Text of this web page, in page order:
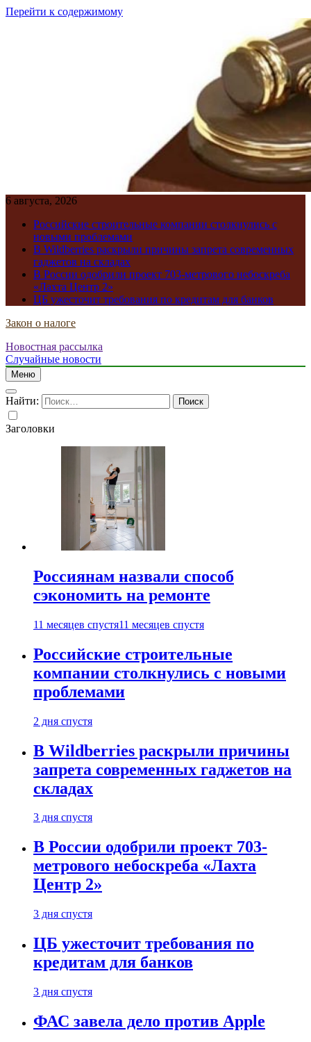
Перейти к содержимому
6 августа, 2026
Российские строительные компании столкнулись с
новыми проблемами
В Wildberries раскрыли причины запрета современных
гаджетов на складах
В России одобрили проект 703-метрового небоскреба
«Лахта Центр 2»
ЦБ ужесточит требования по кредитам для банков
Закон о налоге
Новостная рассылка
Случайные новости
Меню
Найти:
Заголовки
Россиянам назвали способ
сэкономить на ремонте
11 месяцев спустя11 месяцев спустя
Российские строительные
компании столкнулись с новыми
проблемами
2 дня спустя
В Wildberries раскрыли причины
запрета современных гаджетов на
складах
3 дня спустя
В России одобрили проект 703-
метрового небоскреба «Лахта
Центр 2»
3 дня спустя
ЦБ ужесточит требования по
кредитам для банков
3 дня спустя
ФАС завела дело против Apple